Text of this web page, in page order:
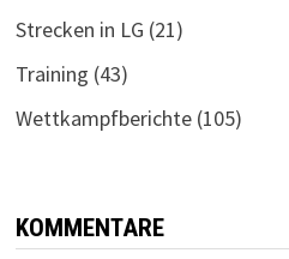
Strecken in LG (21)
Training (43)
Wettkampfberichte(105)
KOMMENTARE